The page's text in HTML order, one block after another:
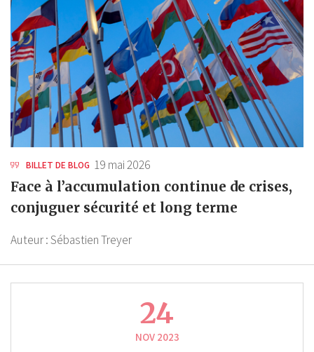
BILLET DE BLOG 19 mai 2026
Face à l’accumulation continue de crises,
conjuguer sécurité et long terme
Auteur :Sébastien Treyer
24
NOV 2023